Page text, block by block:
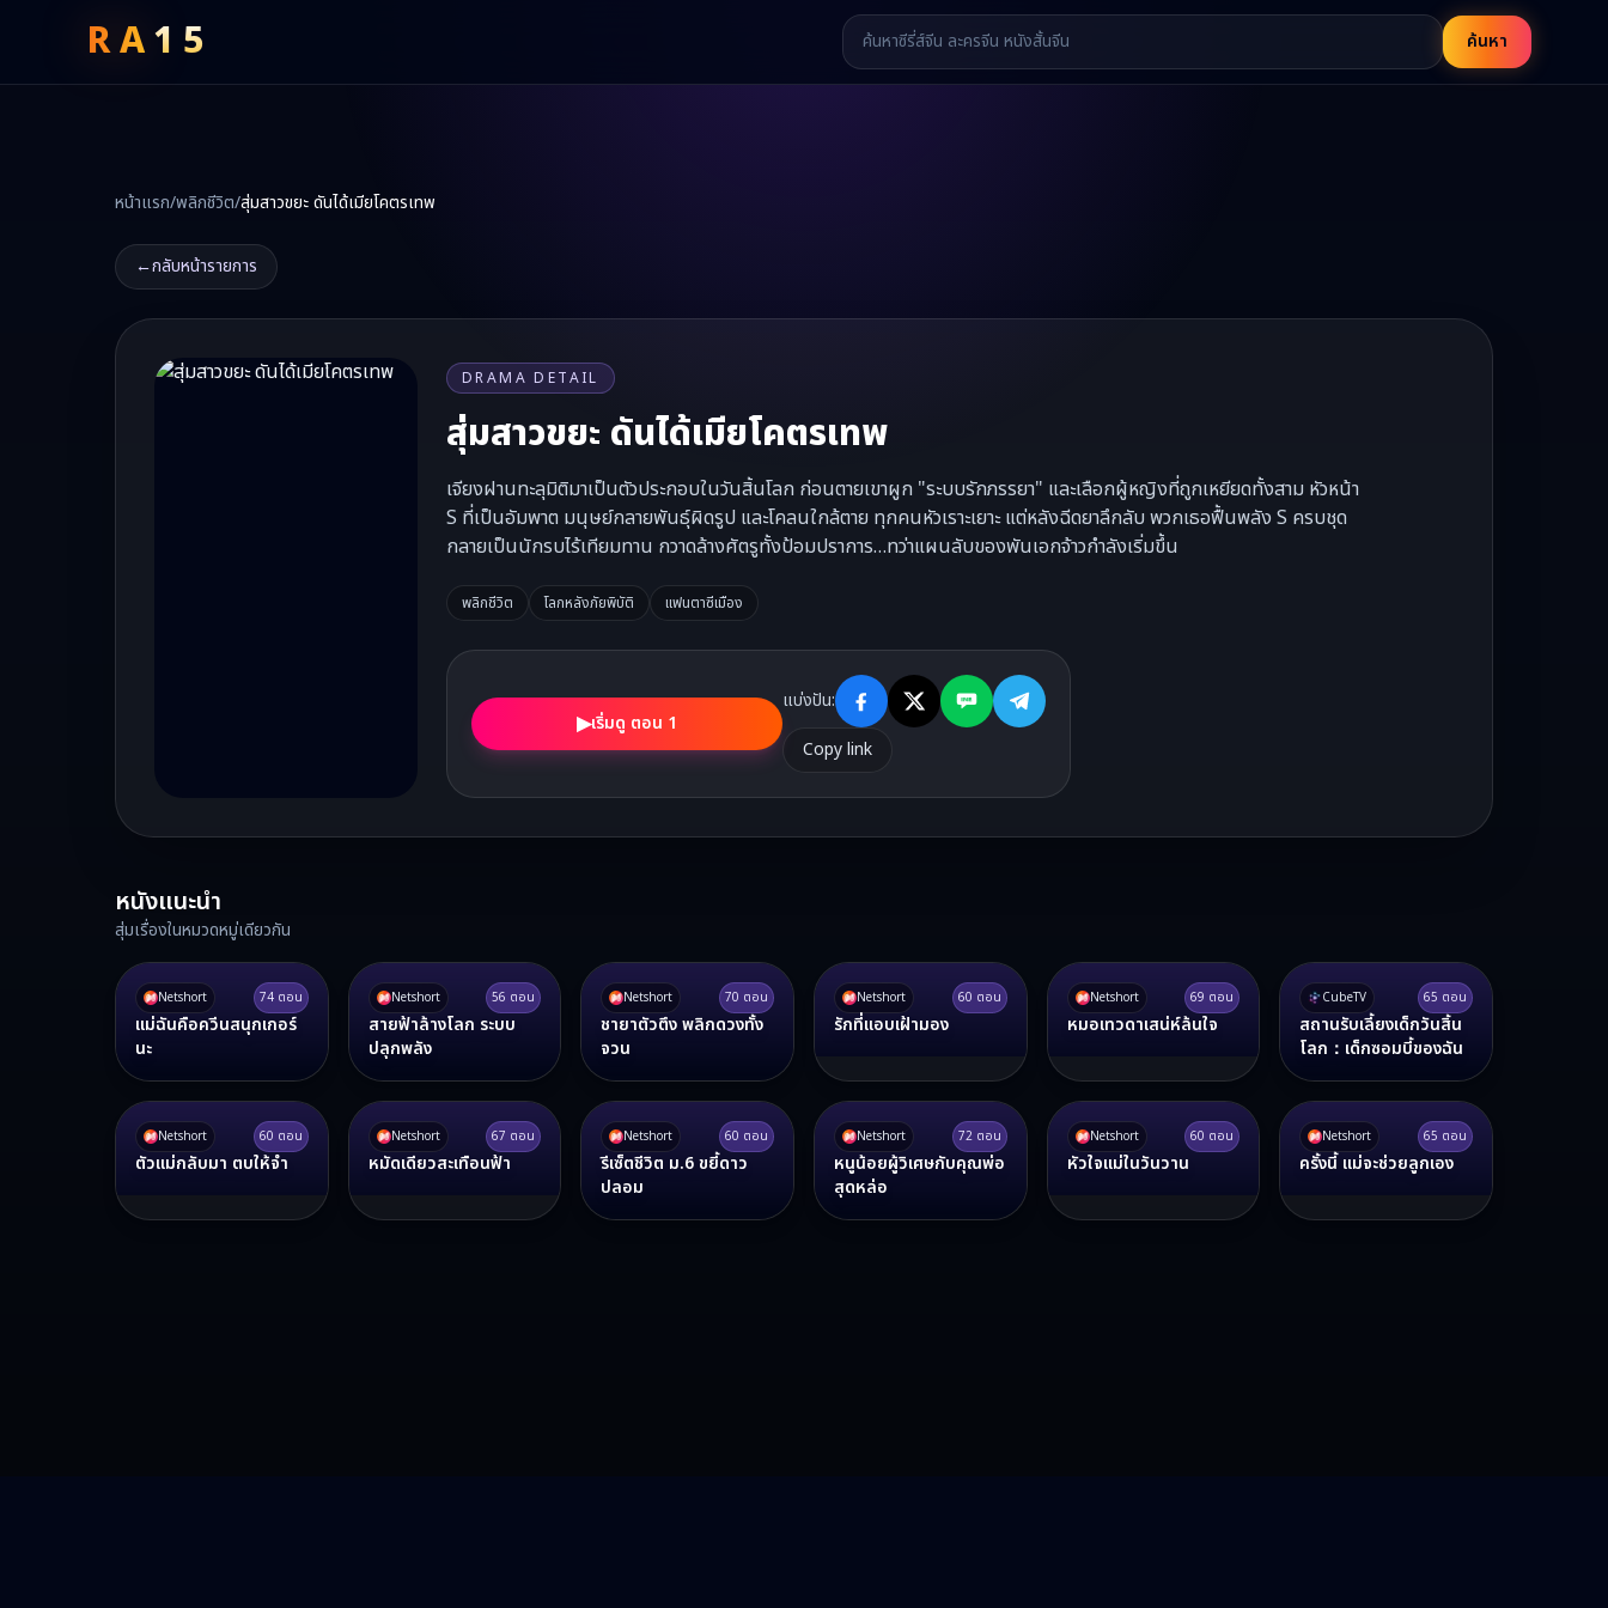
RA15 ค้นหา
หน้าแรก/พลิกชีวิต/สุ่มสาวขยะ ดันได้เมียโคตรเทพ
←กลับหน้ารายการ
DRAMA DETAIL
สุ่มสาวขยะ ดันได้เมียโคตรเทพ
เจียงฝานทะลุมิติมาเป็นตัวประกอบในวันสิ้นโลก ก่อนตายเขาผูก "ระบบรักภรรยา" และเลือกผู้หญิงที่ถูกเหยียดทั้งสาม หัวหน้า
S ที่เป็นอัมพาต มนุษย์กลายพันธุ์ผิดรูป และโคลนใกล้ตาย ทุกคนหัวเราะเยาะ แต่หลังฉีดยาลึกลับ พวกเธอฟื้นพลัง S ครบชุด
กลายเป็นนักรบไร้เทียมทาน กวาดล้างศัตรูทั้งป้อมปราการ…ทว่าแผนลับของพันเอกจ้าวกำลังเริ่มขึ้น
พลิกชีวิต โลกหลังภัยพิบัติ แฟนตาซีเมือง
▶เริ่มดู ตอน 1
แบ่งปัน:
Copy link
หนังแนะนำ
สุ่มเรื่องในหมวดหมู่เดียวกัน
Netshort 74ตอน
แม่ฉันคือควีนสนุกเกอร์
นะ
Netshort 56 ตอน
สายฟ้าล้างโลก ระบบ
ปลุกพลัง
Netshort 70 ตอน
ชายาตัวตึง พลิกดวงทั้ง
จวน
Netshort 60 ตอน
รักที่แอบเฝ้ามอง
Netshort 69 ตอน
หมอเทวดาเสน่ห์ล้นใจ
CubeTV 65 ตอน
สถานรับเลี้ยงเด็กวันสิ้น
โลก：เด็กซอมบี้ของฉัน
Netshort 60 ตอน
ตัวแม่กลับมา ตบให้จำ
Netshort 67 ตอน
หมัดเดียวสะเทือนฟ้า
Netshort 60 ตอน
รีเซ็ตชีวิต ม.6 ขยี้ดาว
ปลอม
Netshort 72ตอน
หนูน้อยผู้วิเศษกับคุณพ่อ
สุดหล่อ
Netshort 60 ตอน
หัวใจแม่ในวันวาน
Netshort 65 ตอน
ครั้งนี้ แม่จะช่วยลูกเอง